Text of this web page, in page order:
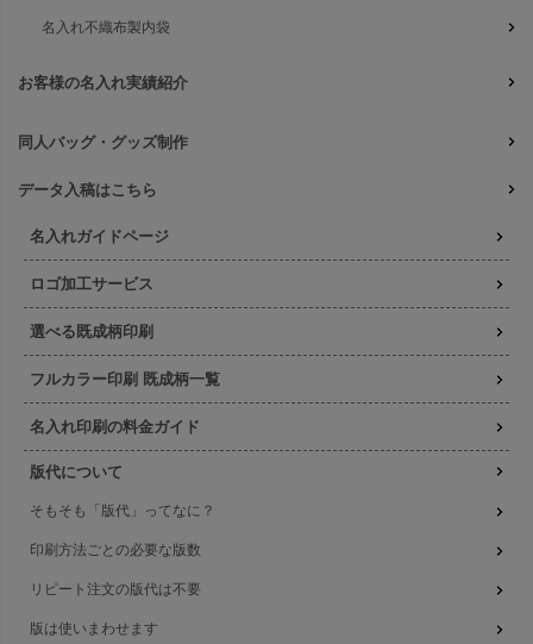
名入れ不織布製内袋
お客様の名入れ実績紹介
同人バッグ・グッズ制作
データ入稿はこちら
名入れガイドページ
ロゴ加工サービス
選べる既成柄印刷
フルカラー印刷 既成柄一覧
名入れ印刷の料金ガイド
版代について
そもそも「版代」ってなに？
印刷方法ごとの必要な版数
リピート注文の版代は不要
版は使いまわせます